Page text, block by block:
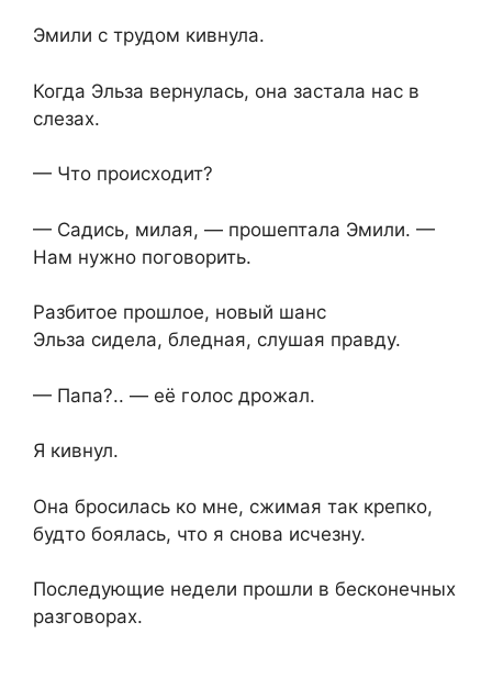
Эмили с трудом кивнула.
Когда Эльза вернулась, она застала нас в
слезах.
— Что происходит?
— Садись, милая, — прошептала Эмили. —
Нам нужно поговорить.
Разбитое прошлое, новый шанс
Эльза сидела, бледная, слушая правду.
— Папа?.. — её голос дрожал.
Я кивнул.
Она бросилась ко мне, сжимая так крепко,
будто боялась, что я снова исчезну.
Последующие недели прошли в бесконечных
разговорах.